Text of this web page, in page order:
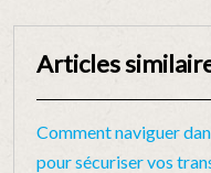
Articles
Comment naviguer
pour sécuriser vos